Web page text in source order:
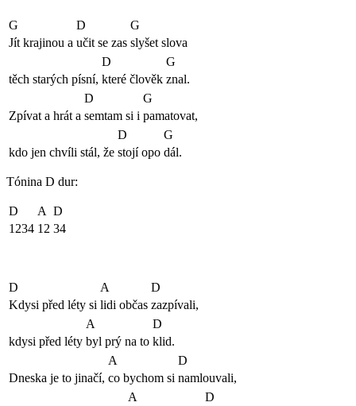
G D
G
Jít krajinou a učit se zas slyšet slova
D
G
těch starých písní, které člověk znal.
D
G
Zpívat a hrát a semtam si i pamatovat,
D
G
kdo jen chvíli stál, že stojí opo dál.
Tónina D dur:
D A D
1234 12 34
D A
D
Kdysi před léty si lidi občas zazpívali,
A
D
kdysi před léty byl prý na to klid.
A
D
Dneska je to jinačí, co bychom si namlouvali,
A
D